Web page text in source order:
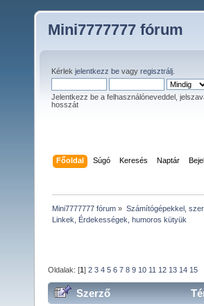
Mini7777777 fórum
Kérlek jelentkezz be vagy regisztrálj
Jelentkezz be a felhasználóneveddel,
hosszát
Főoldal Súgó Keresés Naptár
Mini7777777 fórum » Számítógépekkel,
Linkek, Érdekességek, humoros kütyük
Oldalak: [1 ] 2 3 4 5 6 7 8 9 10 11 12 13 14 15
Szerző